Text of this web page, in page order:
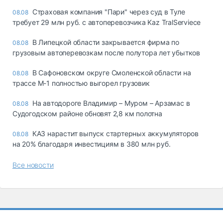
08.08 Страховая компания "Пари" через суд в Туле
требует 29 млн руб. с автоперевозчика Kaz TralServiece
08.08 В Липецкой области закрывается фирма по
грузовым автоперевозкам после полутора лет убытков
08.08 В Сафоновском округе Смоленской области на
трассе М-1 полностью выгорел грузовик
08.08 На автодороге Владимир – Муром – Арзамас в
Судогодском районе обновят 2,8 км полотна
08.08 КАЗ нарастит выпуск стартерных аккумуляторов
на 20% благодаря инвестициям в 380 млн руб.
Все новости